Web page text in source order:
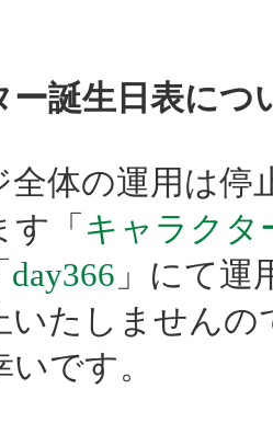
ー誕生日表に
全体の運用は停
「 キャラクタ
day366 」にて
いたしません
です。